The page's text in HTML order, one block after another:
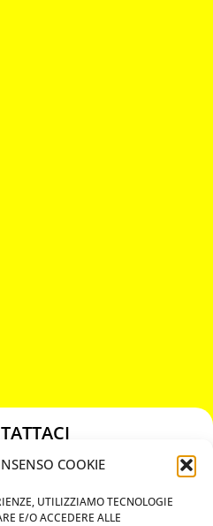
COOKIE
UTILIZZIAMO TECNOLOGIE
E/O ACCEDERE ALLE